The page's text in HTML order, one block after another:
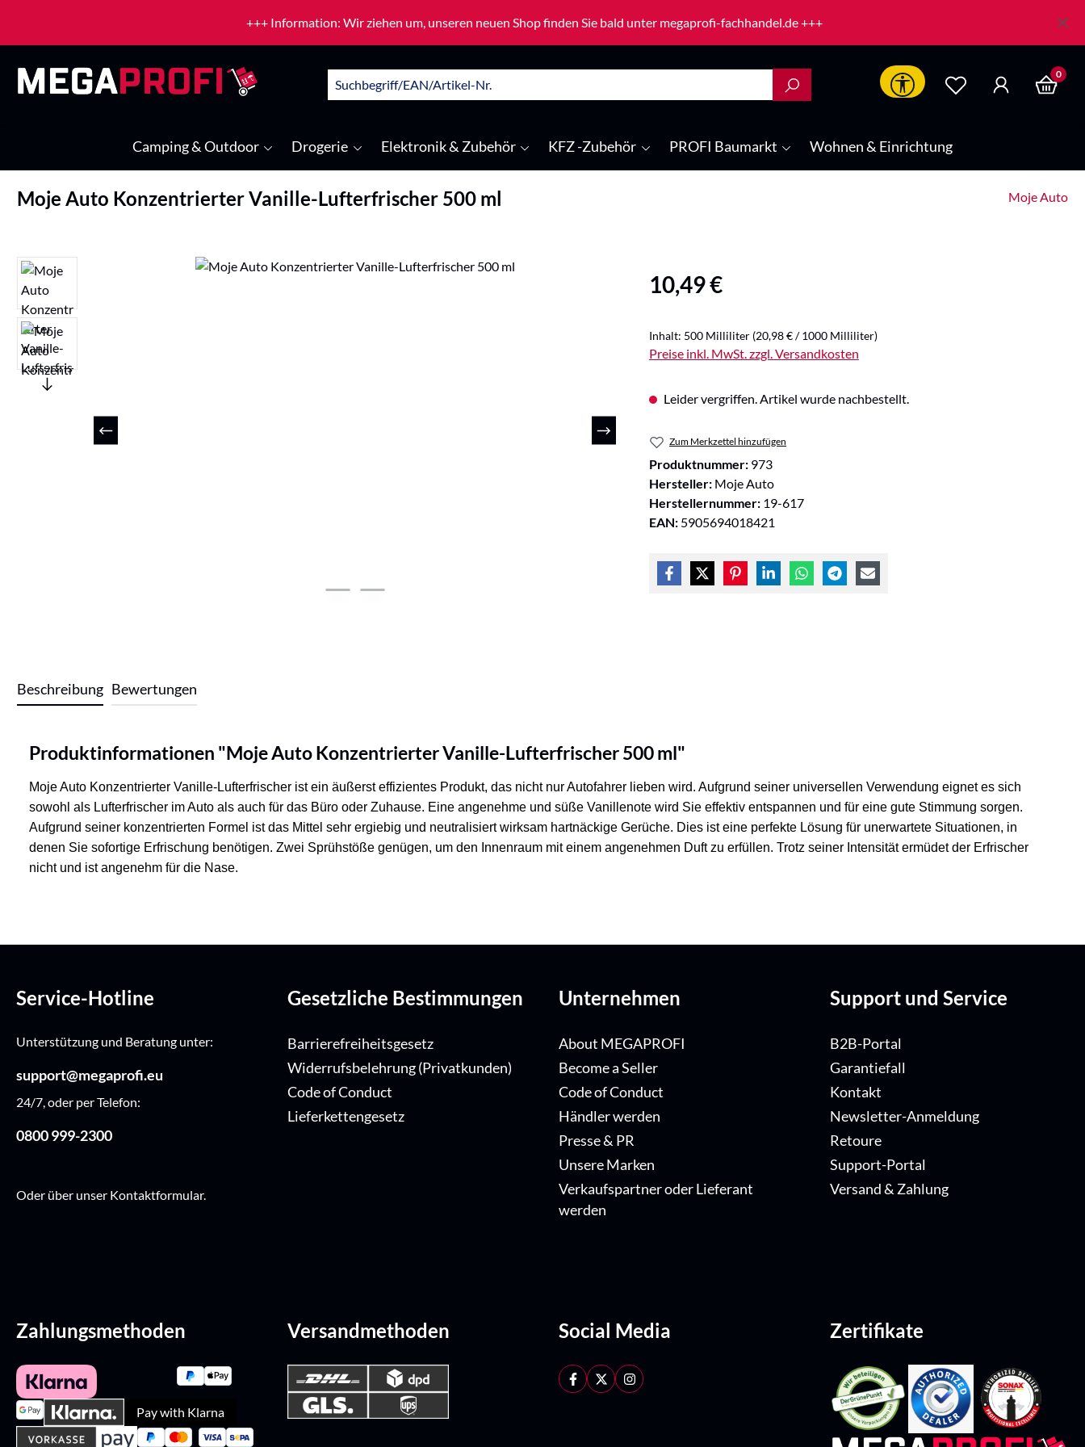
+++ Information: Wir ziehen um, unseren neuen Shop finden Sie bald unter megaprofi-fachhandel.de +++
Werkzeugleiste anzeigen
0
Camping & Outdoor Drogerie Elektronik & Zubehör KFZ -Zubehör PROFI Baumarkt Wohnen & Einrichtung
Moje Auto Konzentrierter Vanille-Lufterfrischer 500 ml Moje Auto
Bildergalerie überspringen
Regulärer Preis:
10,49 €
Inhalt: 500 Milliliter (20,98 € / 1000 Milliliter)
Preise inkl. MwSt. zzgl. Versandkosten
Leider vergriffen. Artikel wurde nachbestellt.
Zum Merkzettel hinzufügen
Produktnummer: 973
Hersteller: Moje Auto
Herstellernummer: 19-617
EAN: 5905694018421
Beschreibung Bewertungen
Produktinformationen "Moje Auto Konzentrierter Vanille-Lufterfrischer 500 ml"
Moje Auto Konzentrierter Vanille-Lufterfrischer ist ein äußerst effizientes Produkt, das nicht nur Autofahrer lieben wird. Aufgrund seiner universellen Verwendung eignet es sich
sowohl als Lufterfrischer im Auto als auch für das Büro oder Zuhause. Eine angenehme und süße Vanillenote wird Sie effektiv entspannen und für eine gute Stimmung sorgen.
Aufgrund seiner konzentrierten Formel ist das Mittel sehr ergiebig und neutralisiert wirksam hartnäckige Gerüche. Dies ist eine perfekte Lösung für unerwartete Situationen, in
denen Sie sofortige Erfrischung benötigen. Zwei Sprühstöße genügen, um den Innenraum mit einem angenehmen Duft zu erfüllen. Trotz seiner Intensität ermüdet der Erfrischer
nicht und ist angenehm für die Nase.
Service-Hotline
Unterstützung und Beratung unter:
support@megaprofi.eu
24/7, oder per Telefon:
0800 999-2300
Oder über unser Kontaktformular.
Gesetzliche Bestimmungen
Barrierefreiheitsgesetz
Widerrufsbelehrung (Privatkunden)
Code of Conduct
Lieferkettengesetz
Unternehmen
About MEGAPROFI
Become a Seller
Code of Conduct
Händler werden
Presse & PR
Unsere Marken
Verkaufspartner oder Lieferant
werden
Support und Service
B2B-Portal
Garantiefall
Kontakt
Newsletter-Anmeldung
Retoure
Support-Portal
Versand & Zahlung
Zahlungsmethoden
Pay with Klarna
Versandmethoden Social Media Zertifikate